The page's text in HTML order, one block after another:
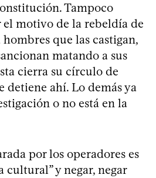
Tampoco
motivo de la rebeldía de
que las castigan,
matando a sus
cierra su círculo de
detiene ahí. Lo demás ya
o no está en la
por los operadores es
cultural” y negar, negar